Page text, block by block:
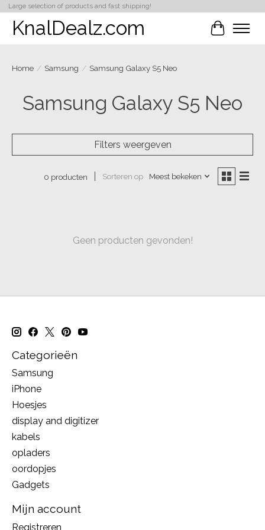
Large selection of products and fast shipping!
KnalDealz.com
Home / Samsung / Samsung Galaxy S5 Neo
Samsung Galaxy S5 Neo
Filters weergeven
0 producten Sorteren op Meest bekeken
Geen producten gevonden!
Categorieën
Samsung
iPhone
Hoesjes
display and digitizer
kabels
opladers
oordopjes
Gadgets
Mijn account
Registreren